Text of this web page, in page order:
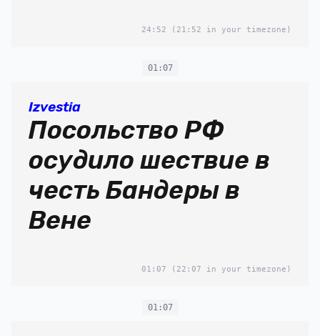
24:52 (21:52 in your timezone)
01:07
Izvestia
Посольство РФ
осудило шествие в
честь Бандеры в
Вене
01:07 (22:07 in your timezone)
01:07